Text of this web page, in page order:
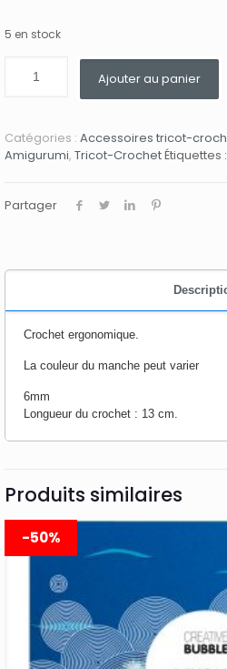
5 en stock
Ajouter au panier
Catégories : Accessoires tricot-
Amigurumi, Tricot-CrochetÉtiquettes :
Partager
Crochet ergonomique.
La couleur du manche peut varier
6mm
Longueur du crochet : 13 cm.
Produits similaires
-50%